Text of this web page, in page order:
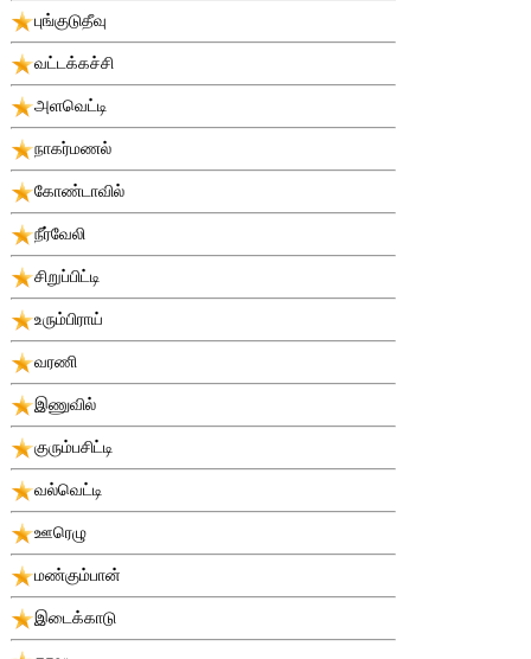
புங்குடுதீவு
வட்டக்கச்சி
அளவெட்டி
நாகர்மணல்
கோண்டாவில்
நீர்வேலி
சிறுப்பிட்டி
உரும்பிராய்
வரணி
இணுவில்
குரும்பசிட்டி
வல்வெட்டி
ஊரெழு
மண்கும்பான்
இடைக்காடு